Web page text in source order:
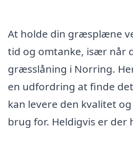
At holde din græsplæne
tid og omtanke, især når
græsslåning i Norring.
en udfordring at finde
kan levere den kvalitet
brug for. Heldigvis er der